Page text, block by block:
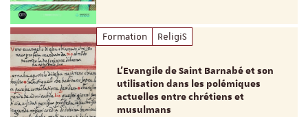
Formation ReligiS
L’Evangile de Saint Barnabé et son
utilisation dans les polémiques
actuelles entre chrétiens et
musulmans